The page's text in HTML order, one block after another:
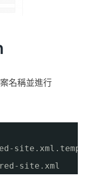
名稱並進行
site
site .xml